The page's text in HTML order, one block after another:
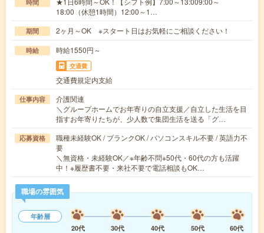
時間
18:00（休憩1時間）12:00～1…
期間 2ヶ月～OK ※スタート日はお気軽にご相談ください！
時給 時給1550円～
交通費
交通費規定内支給
仕事内容
介護関連
＼グループホームでお年寄りの自立支援／自立した生活を目
指すお年寄りたちが、少人数で集団生活を送る「グ…
応募資格
職種未経験OK / ブランクOK / パソコンスキル不要 / 英語力不
要
＼無資格・未経験OK／※年齢不問※50代・60代の方も活躍
中！※履歴書不要・来社不要で電話相談もOK…
職場の雰囲気
年齢層
20代
30代 40代 50代
60代